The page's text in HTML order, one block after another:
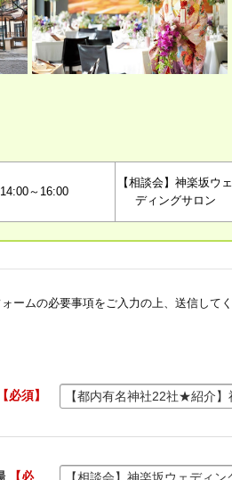
14:00～16:00
【相談会】神楽坂ウェ
ディングサロン